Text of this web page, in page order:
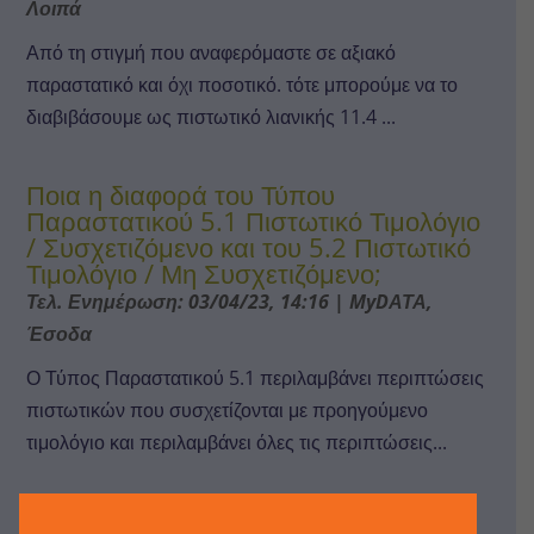
Λοιπά
Από τη στιγμή που αναφερόμαστε σε αξιακό
παραστατικό και όχι ποσοτικό. τότε μπορούμε να το
διαβιβάσουμε ως πιστωτικό λιανικής 11.4 ...
Ποια η διαφορά του Τύπου
Παραστατικού 5.1 Πιστωτικό Τιμολόγιο
/ Συσχετιζόμενο και του 5.2 Πιστωτικό
Τιμολόγιο / Μη Συσχετιζόμενο;
Τελ. Ενημέρωση: 03/04/23, 14:16| MyDΑΤΑ,
Έσοδα
Ο Τύπος Παραστατικού 5.1 περιλαμβάνει περιπτώσεις
πιστωτικών που συσχετίζονται με προηγούμενο
τιμολόγιο και περιλαμβάνει όλες τις περιπτώσεις...